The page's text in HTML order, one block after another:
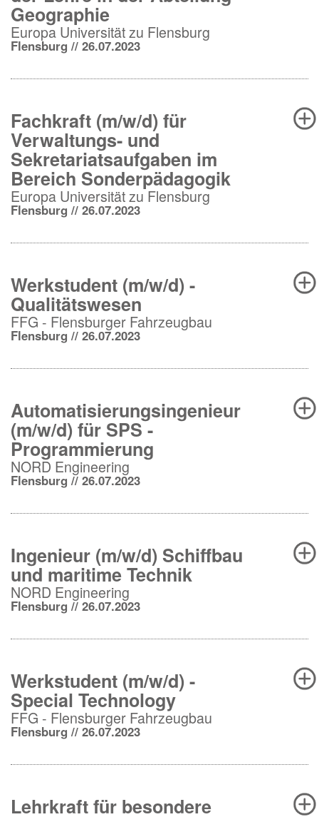
Geographie
Europa Universität zu Flensburg
Flensburg // 26.07.2023
Fachkraft (m/w/d) für
Verwaltungs- und
Sekretariatsaufgaben im
Bereich Sonderpädagogik
Europa Universität zu Flensburg
Flensburg // 26.07.2023
Werkstudent (m/w/d) -
Qualitätswesen
FFG - Flensburger Fahrzeugbau
Flensburg // 26.07.2023
Automatisierungsingenieur
(m/w/d) für SPS -
Programmierung
NORD Engineering
Flensburg // 26.07.2023
Ingenieur (m/w/d) Schiffbau
und maritime Technik
NORD Engineering
Flensburg // 26.07.2023
Werkstudent (m/w/d) -
Special Technology
FFG - Flensburger Fahrzeugbau
Flensburg // 26.07.2023
Lehrkraft für besondere